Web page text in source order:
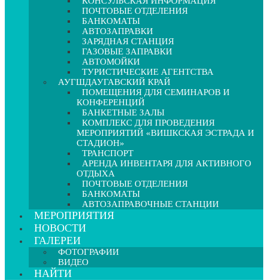
ПОЧТОВЫЕ ОТДЕЛЕНИЯ
БАНКОМАТЫ
АВТОЗАПРАВКИ
ЗАРЯДНАЯ СТАНЦИЯ
ГАЗОВЫЕ ЗАПРАВКИ
АВТОМОЙКИ
ТУРИСТИЧЕСКИЕ АГЕНТСТВА
АУГШДАУГАВСКИЙ КРАЙ
ПОМЕЩЕНИЯ ДЛЯ СЕМИНАРОВ И
КОНФЕРЕНЦИЙ
БАНКЕТНЫЕ ЗАЛЫ
КОМПЛЕКС ДЛЯ ПРОВЕДЕНИЯ
МЕРОПРИЯТИЙ «ВИШКСКАЯ ЭСТРАДА И
СТАДИОН»
ТРАНСПОРТ
АРЕНДА ИНВЕНТАРЯ ДЛЯ АКТИВНОГО
ОТДЫХА
ПОЧТОВЫЕ ОТДЕЛЕНИЯ
БАНКОМАТЫ
АВТОЗАПРАВОЧНЫЕ СТАНЦИИ
МЕРОПРИЯТИЯ
НОВОСТИ
ГАЛЕРЕИ
ФОТОГРАФИИ
ВИДЕО
НАЙТИ